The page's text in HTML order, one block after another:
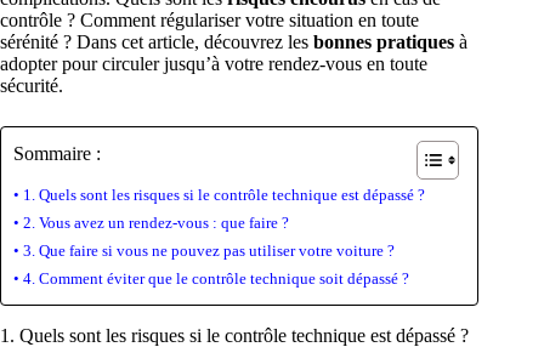
contrôle ? Comment régulariser votre situation en toute
sérénité ? Dans cet article, découvrez les bonnes pratiques à
adopter pour circuler jusqu’à votre rendez-vous en toute
sécurité.
Sommaire :
1. Quels sont les risques si le contrôle technique est dépassé ?
2. Vous avez un rendez-vous : que faire ?
3. Que faire si vous ne pouvez pas utiliser votre voiture ?
4. Comment éviter que le contrôle technique soit dépassé ?
1. Quels sont les risques si le contrôle technique est dépassé ?